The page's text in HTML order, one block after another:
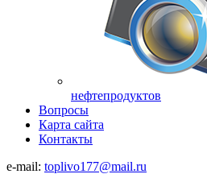
нефтепродуктов
Вопросы
Карта сайта
Контакты
e-mail: toplivo177@mail.ru